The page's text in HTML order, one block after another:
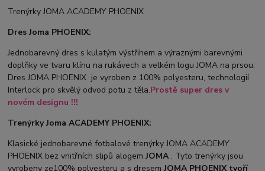
Trenýrky JOMA ACADEMY PHOENIX
Dres Joma PHOENIX:
Jednobarevný dres s kulatým výstřihem a výraznými barevnými
doplňky ve tvaru klínu na rukávech a velkém logu JOMA na prsou.
Dres JOMA PHOENIX je vyroben z 100% polyesteru, technologií
Interlock pro skvělý odvod potu z těla.Prostě super dres v
novém designu !!!
Trenýrky Joma ACADEMY PHOENIX:
Klasické jednobarevné fotbalové trenýrky JOMA ACADEMY
PHOENIX bez vnitřních slipů alogem JOMA . Tyto trenýrky jsou
vyrobeny ze100% polyesteru a s dresemJOMA PHOENIX tvoří